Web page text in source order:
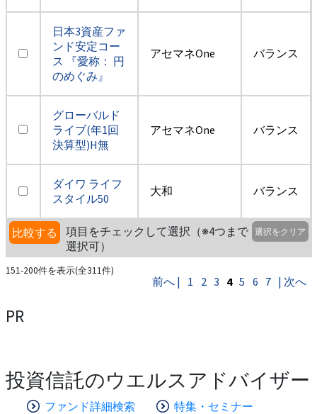
日本3資産ファ
ンド安定コー
ス 『愛称： 円
のめぐみ』
アセマネOne バランス
グローバルド
ライブ(年1回
決算型)H無
アセマネOne バランス
ダイワ ライフ
スタイル50
大和 バランス
比較する
項目をチェックして選択（※4つまで
選択可）
選択をクリア
151-200件を表示(全311件)
前へ | 1 2 3 4 5 6 7 | 次へ
PR
投資信託のウエルスアドバイザー
ファンド詳細検索
特集・セミナー